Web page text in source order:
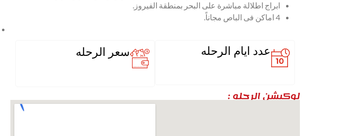
ابراج اطلالة مباشرة على البحر بمنطقة الفيروز.
4 اماكن فى الباص مجاناً.
عدد ايام الرحله سعر الرحله
لوكيشن الرحله :